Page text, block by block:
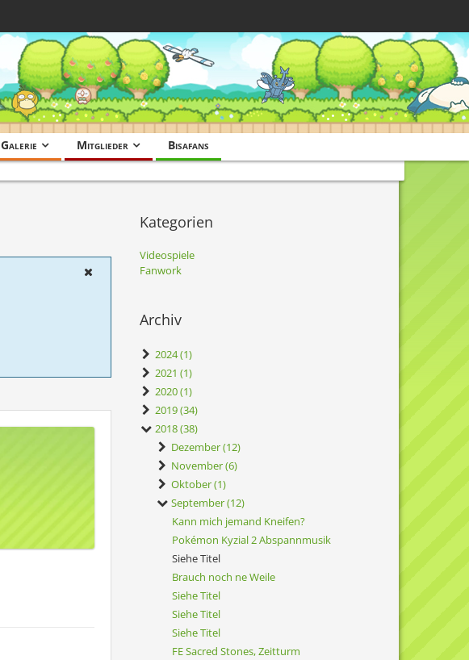
Galerie Mitglieder Bisafans
Kategorien
Videospiele
Fanwork
Archiv
2024 (1)
2021 (1)
2020 (1)
2019 (34)
2018 (38)
Dezember (12)
November (6)
Oktober (1)
September (12)
Kann mich jemand Kneifen?
Pokémon Kyzial 2 Abspannmusik
Siehe Titel
Brauch noch ne Weile
Siehe Titel
Siehe Titel
Siehe Titel
FE Sacred Stones, Zeitturm